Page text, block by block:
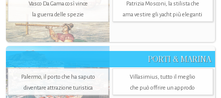
Vasco Da Gama così vince
la guerra delle spezie
Patrizia Mosconi, la stilista che
ama vestire gli yacht più eleganti
PORTI & MARINA
Palermo, il porto che ha saputo
diventare attrazione turistica
Villasimius, tutto il meglio
che può offrire un approdo